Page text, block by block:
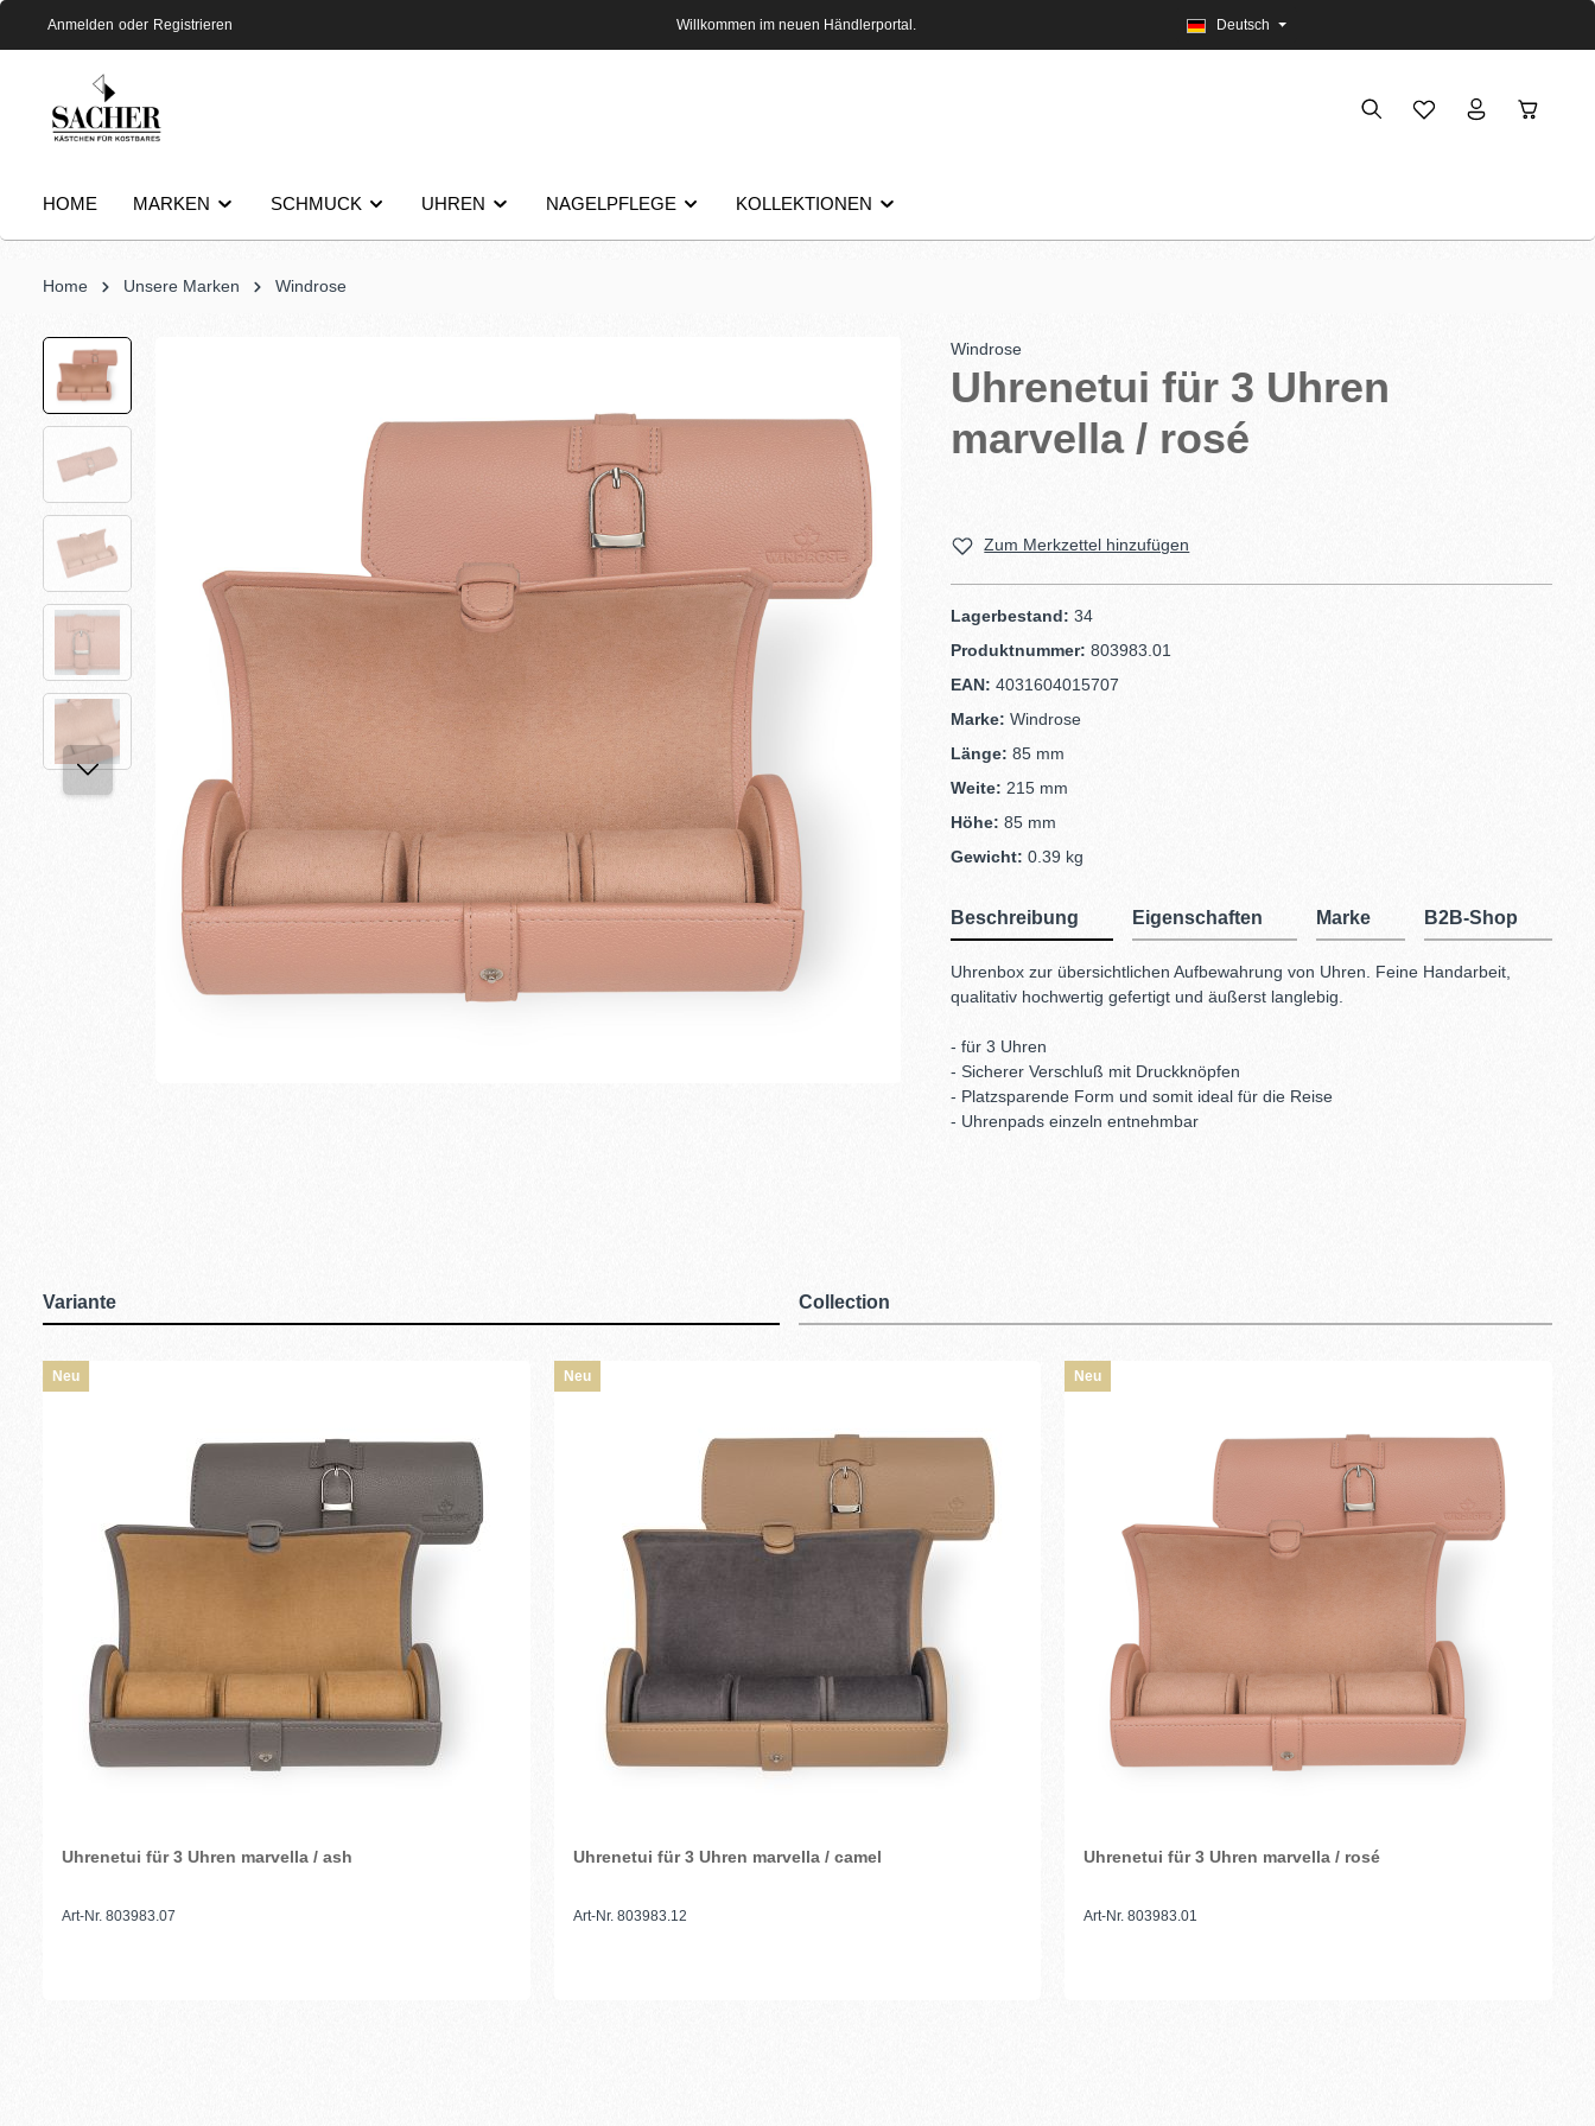
Anmelden oder Registrieren Willkommen im neuen Händlerportal. Deutsch
HOME MARKEN SCHMUCK UHREN NAGELPFLEGE KOLLEKTIONEN
Home Unsere Marken Windrose
Windrose
Uhrenetui für 3 Uhren
marvella / rosé
Zum Merkzettel hinzufügen
Lagerbestand:34
Produktnummer:803983.01
EAN:4031604015707
Marke:Windrose
Länge:85 mm
Weite: 215 mm
Höhe:85 mm
Gewicht:0.39 kg
Beschreibung Eigenschaften Marke B2B-Shop
Uhrenbox zur übersichtlichen Aufbewahrung von Uhren. Feine Handarbeit,
qualitativ hochwertig gefertigt und äußerst langlebig.
- für 3 Uhren
- Sicherer Verschluß mit Druckknöpfen
- Platzsparende Form und somit ideal für die Reise
- Uhrenpads einzeln entnehmbar
Variante Collection
Neu
Uhrenetui für 3 Uhren marvella / ash
Art-Nr. 803983.07
Neu
Uhrenetui für 3 Uhren marvella / camel
Art-Nr. 803983.12
Neu
Uhrenetui für 3 Uhren marvella / rosé
Art-Nr. 803983.01